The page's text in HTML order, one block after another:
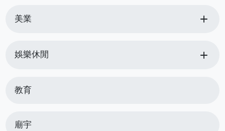
美業 add
娛樂休閒 add
教育
廟宇